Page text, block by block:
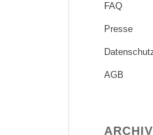
FAQ
Presse
AGB
ARCHIV